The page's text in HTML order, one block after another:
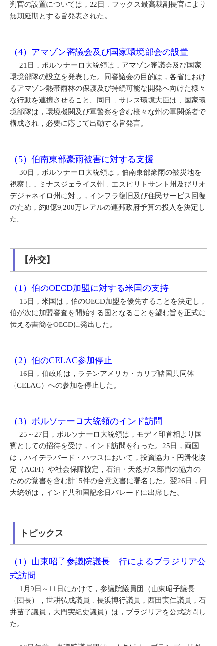
判官の設置については，22日，フックス最高裁副長官により
無期延期とする旨発表された。
（4）アマゾン審議会及び国家環境部会の設置
21日，ボルソナーロ大統領は，アマゾン審議会及び国家
環境部隊の設立を発表した。同審議会の目的は，各省におけ
るアマゾン熱帯雨林の保護及び持続可能な開発へ向けた様々
な行動を連携させること。同日，サレス環境大臣は，国家環
境部隊は，環境機関及び軍警察を含む様々な州の軍関係者で
構成され，必要に応じて出動する旨発言。
（5）伯南東部豪雨被害に対する支援
30日，ボルソナーロ大統領は，伯南東部豪雨の被災地を
視察し，ミナスジェライス州，エスピリトサント州及びリオ
デジャネイロ州に対し，インフラ復旧及び住民サービス回復
のため，約8億9,200万レアルの連邦政府予算の投入を決定し
た。
【外交】
（1）伯のOECD加盟に対する米国の支持
15日，米国は，伯のOECD加盟を優先することを決定し，
伯が次に加盟審査を開始する国となることを望む旨を正式に
伝える書簡をOECDに発出した。
（2）伯のCELAC参加停止
16日，伯政府は，ラテンアメリカ・カリブ諸国共同体
（CELAC）への参加を停止した。
（3）ボルソナーロ大統領のインド訪問
25～27日，ボルソナーロ大統領は，モディ印首相より国
賓としての招待を受け，インド訪問を行った。25日，両国
は，ハイデラバード・ハウスにおいて，投資協力・円滑化協
定（ACFI）や社会保障協定，石油・天然ガス部門の協力の
ための覚書を含む計15件の合意文書に署名した。翌26日，同
大統領は，インド共和国記念日パレードに出席した。
トピックス
（1）山東昭子参議院議長一行によるブラジリア公
式訪問
1月9日～11日にかけて，参議院議員団（山東昭子議長
（団長），世耕弘成議員，長浜博行議員，西田実仁議員，石
井苗子議員，大門実紀史議員）は，ブラジリアを公式訪問し
た。